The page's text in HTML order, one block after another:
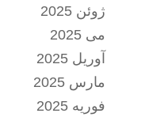
ژوئن 2025
می 2025
آوریل 2025
مارس 2025
فوریه 2025